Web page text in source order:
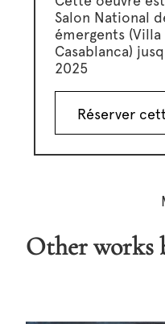
Salon National
émergents
Casablanca)
2025
Réserver
Other